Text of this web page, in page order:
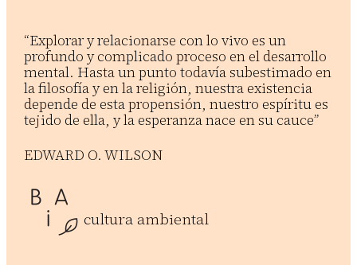
“Explorar y relacionarse con lo vivo es un
profundo y complicado proceso en el desarrollo
mental. Hasta un punto todavía subestimado en
la filosofía y en la religión, nuestra existencia
depende de esta propensión, nuestro espíritu es
tejido de ella, y la esperanza nace en su cauce”
EDWARD O. WILSON
cultura ambiental